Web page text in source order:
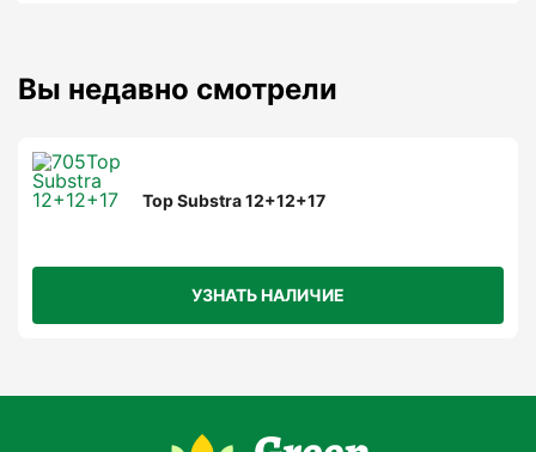
Вы недавно смотрели
Top Substra 12+12+17
УЗНАТЬ НАЛИЧИЕ